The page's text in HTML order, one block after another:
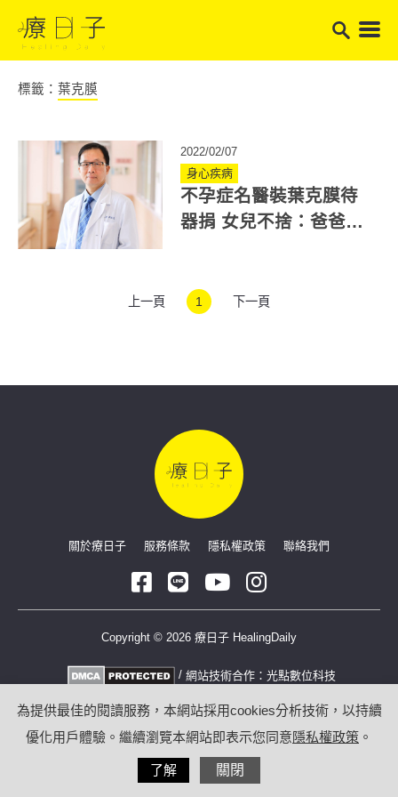
標籤： 葉克膜
2022/02/07
身心疾病
不孕症名醫裝葉克膜待
器捐 女兒不捨：爸爸拼
上一頁 1 下一頁
關於療日子 服務條款 隱私權政策 聯絡我們
Copyright © 2026 療日子 HealingDaily
/ 網站技術合作： 光點數位科技
為提供最佳的閱讀服務，本網站採用cookies分析技術，以持續
優化用戶體驗。繼續瀏覽本網站即表示您同意隱私權政策 。
了解 關閉